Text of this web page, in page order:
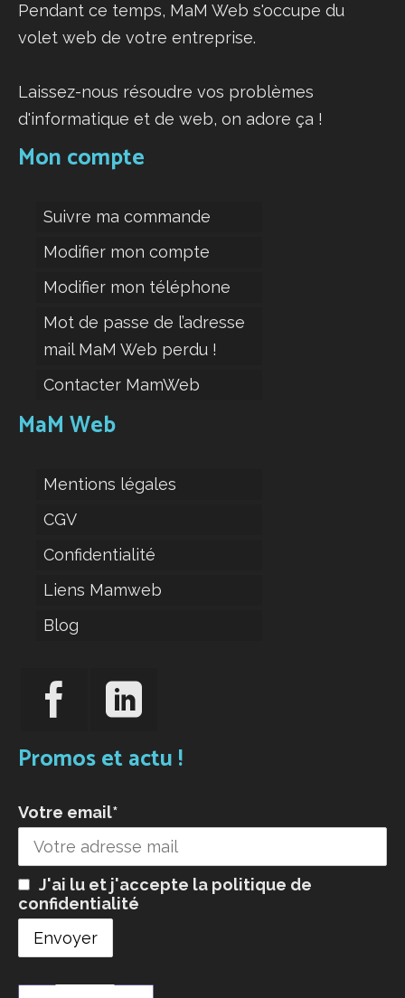
Pendant ce temps, MaM Web s'occupe du
volet web de votre entreprise.
Laissez-nous résoudre vos problèmes
d'informatique et de web, on adore ça !
Mon compte
Suivre ma commande
Modifier mon compte
Modifier mon téléphone
Mot de passe de l’adresse
mail MaM Web perdu !
Contacter MamWeb
MaM Web
Mentions légales
CGV
Confidentialité
Liens Mamweb
Blog
Promos et actu !
Votre email*
J'ai lu et j'accepte la politique de
confidentialité